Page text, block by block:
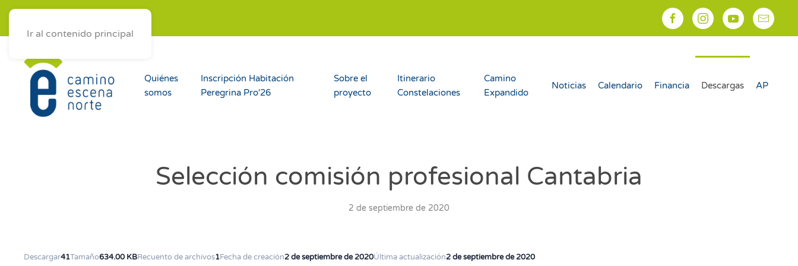
Ir al contenido principal
Quiénes
somos
Inscripción Habitación
Peregrina Pro'26
Sobre el
proyecto
Itinerario
Constelaciones
Camino
Expandido
Noticias Calendario Financia Descargas AP
Selección comisión profesional Cantabria
2 de septiembre de 2020
Descargar41Tamaño634.00 KBRecuento de archivos1Fecha de creación2 de septiembre de 2020Última actualización2 de septiembre de 2020